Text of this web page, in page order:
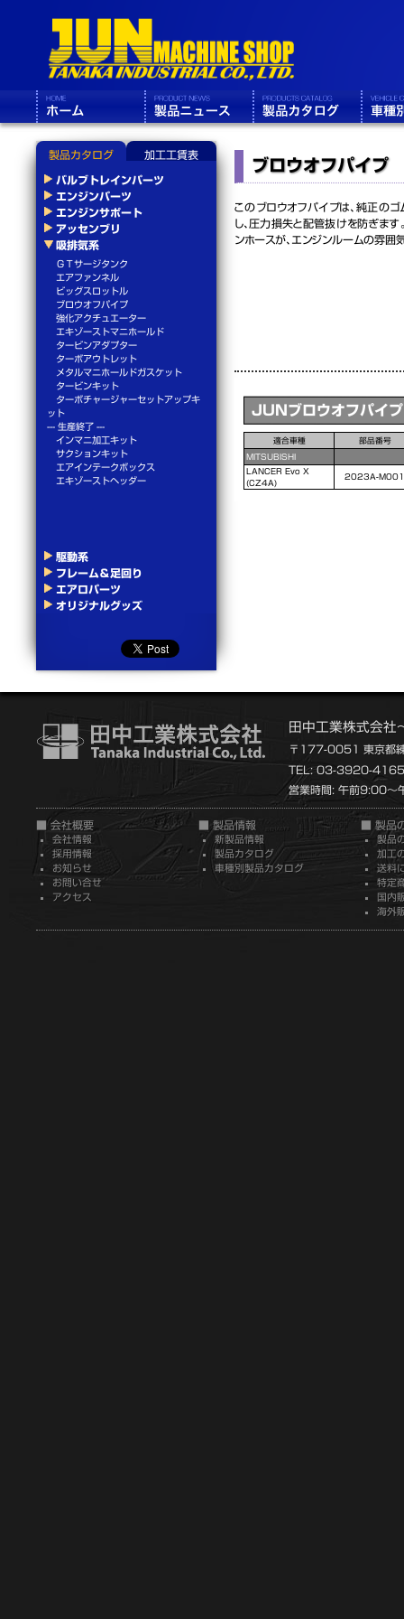
ブロウオフパイプ
このブロウオフパイプは、純正の
し、圧力損失と配管抜けを防ぎま
ンホースが、エンジンルームの雰囲
JUNブロウオフパイプ
適合車種
部品番号
MITSUBISHI
LANCER Evo X
(CZ4A)
2023A-M001
製品カタログ 加工工賃表
バルブトレインパーツ
エンジンパーツ
エンジンサポート
アッセンブリ
吸排気系
ＧＴサージタンク
エアファンネル
ビッグスロットル
ブロウオフパイプ
強化アクチュエーター
エキゾーストマニホールド
タービンアダプター
ターボアウトレット
メタルマニホールドガスケット
タービンキット
ターボチャージャーセットアップキ
ット
--- 生産終了 ---
インマニ加工キット
サクションキット
エアインテークボックス
エキゾーストヘッダー
駆動系
フレーム＆足回り
エアロパーツ
オリジナルグッズ
田中工業株式会社
〒177-0051 東京都
TEL: 03-3920-4165
営業時間: 午前9:00～
■ 会社概要
会社情報
採用情報
お知らせ
お問い合せ
アクセス
■ 製品情報
新製品情報
製品カタログ
車種別製品カタログ
■ 製品
製品
加工
送料
特定
国内
海外